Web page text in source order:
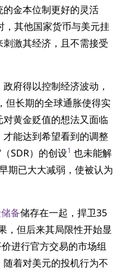
金本位制更好的灵活
，其他国家货币与美元挂
激其经济，且不需接受
府得以控制经济波动，
但长期的全球通胀使得实
黄金贬值的想法又面临
能达到希望看到的调整
SDR）的创设1 也未能解
期已大大减弱，使被认为
备储存在一起，捍卫35
，但后来其局限性开始显
进行官方交易的市场组
着对美元的投机行为不